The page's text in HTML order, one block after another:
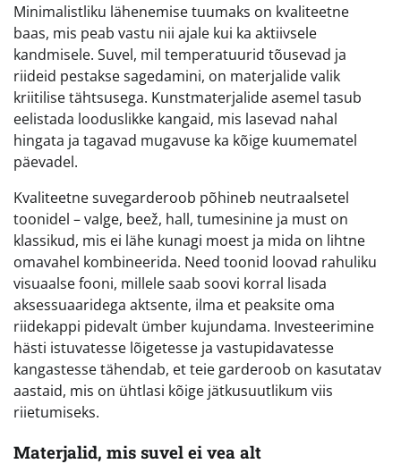
Minimalistliku lähenemise tuumaks on kvaliteetne
baas, mis peab vastu nii ajale kui ka aktiivsele
kandmisele. Suvel, mil temperatuurid tõusevad ja
riideid pestakse sagedamini, on materjalide valik
kriitilise tähtsusega. Kunstmaterjalide asemel tasub
eelistada looduslikke kangaid, mis lasevad nahal
hingata ja tagavad mugavuse ka kõige kuumematel
päevadel.
Kvaliteetne suvegarderoob põhineb neutraalsetel
toonidel – valge, beež, hall, tumesinine ja must on
klassikud, mis ei lähe kunagi moest ja mida on lihtne
omavahel kombineerida. Need toonid loovad rahuliku
visuaalse fooni, millele saab soovi korral lisada
aksessuaaridega aktsente, ilma et peaksite oma
riidekappi pidevalt ümber kujundama. Investeerimine
hästi istuvatesse lõigetesse ja vastupidavatesse
kangastesse tähendab, et teie garderoob on kasutatav
aastaid, mis on ühtlasi kõige jätkusuutlikum viis
riietumiseks.
Materjalid, mis suvel ei vea alt